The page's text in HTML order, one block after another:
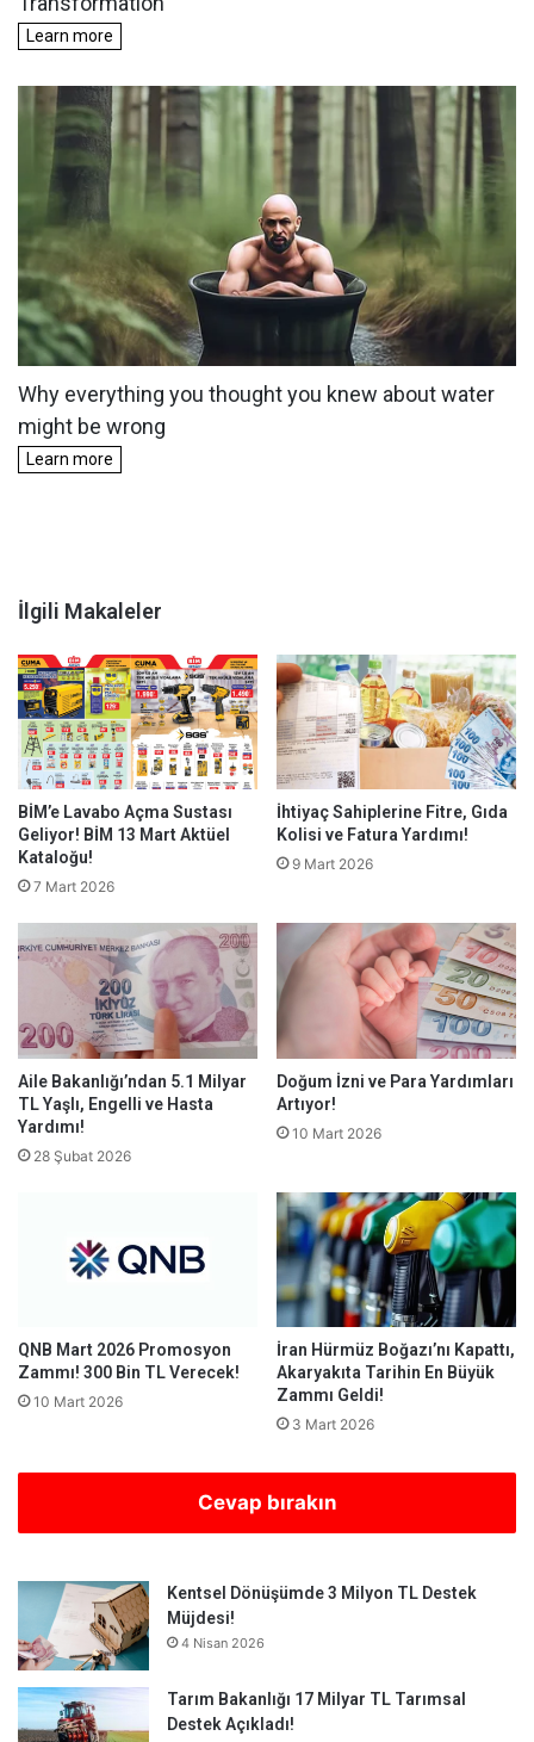
İlgili Makaleler
BİM’e Lavabo Açma Sustası
Geliyor! BİM 13 Mart Aktüel
Kataloğu!
7 Mart 2026
İhtiyaç Sahiplerine Fitre, Gıda
Kolisi ve Fatura Yardımı!
9 Mart 2026
Aile Bakanlığı’ndan 5.1 Milyar
TL Yaşlı, Engelli ve Hasta
Yardımı!
28 Şubat 2026
Doğum İzni ve Para Yardımları
Artıyor!
10 Mart 2026
QNB Mart 2026 Promosyon
Zammı! 300 Bin TL Verecek!
10 Mart 2026
İran Hürmüz Boğazı’nı Kapattı,
Akaryakıta Tarihin En Büyük
Zammı Geldi!
3 Mart 2026
Cevap bırakın
Kentsel Dönüşümde 3 Milyon TL Destek
Müjdesi!
4 Nisan 2026
Tarım Bakanlığı 17 Milyar TL Tarımsal
Destek Açıkladı!